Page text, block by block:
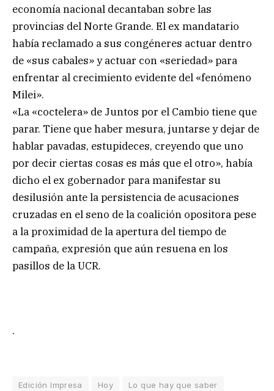
economía nacional decantaban sobre las
provincias del Norte Grande. El ex mandatario
había reclamado a sus congéneres actuar dentro
de «sus cabales» y actuar con «seriedad» para
enfrentar al crecimiento evidente del «fenómeno
Milei».
«La «coctelera» de Juntos por el Cambio tiene que
parar. Tiene que haber mesura, juntarse y dejar de
hablar pavadas, estupideces, creyendo que uno
por decir ciertas cosas es más que el otro», había
dicho el ex gobernador para manifestar su
desilusión ante la persistencia de acusaciones
cruzadas en el seno de la coalición opositora pese
a la proximidad de la apertura del tiempo de
campaña, expresión que aún resuena en los
pasillos de la UCR.
.
Edición Impresa Hoy Lo que hay que saber